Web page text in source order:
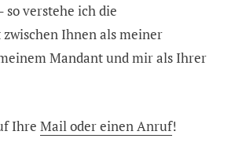
so verstehe ich die
Ihnen als meiner
Mandant und mir als Ihrer
Ihre Mail oder einen Anruf!